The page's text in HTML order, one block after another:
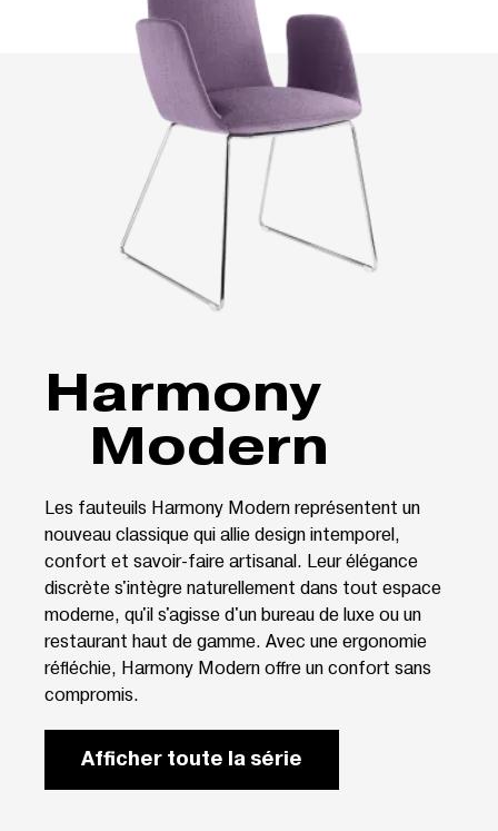
Harmony
Modern
Les fauteuils Harmony Modern représentent un
nouveau classique qui allie design intemporel,
confort et savoir-faire artisanal. Leur élégance
discrète s'intègre naturellement dans tout espace
moderne, qu'il s'agisse d'un bureau de luxe ou un
restaurant haut de gamme. Avec une ergonomie
réfléchie, Harmony Modern offre un confort sans
compromis.
Afficher toute la série